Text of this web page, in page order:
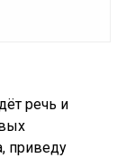
речь и
приведу